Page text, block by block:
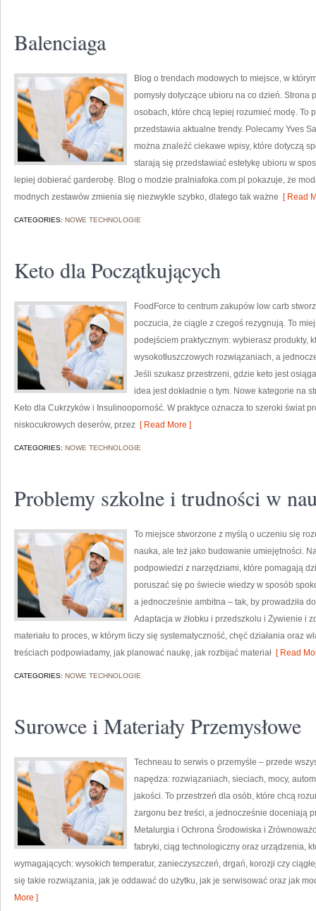
Balenciaga
Blog o trendach modowych to miejsce, w
pomysły dotyczące ubioru na co dzień. Strona
osobach, które chcą lepiej rozumieć modę. To
przedstawia aktualne trendy. Polecamy Yves
można znaleźć ciekawe wpisy, które dotyczą
starają się przedstawiać estetykę ubioru w
lepiej dobierać garderobę. Blog o modzie pralniafoka.com.pl pokazuje, że
modnych zestawów zmienia się niezwykle szybko, dlatego tak ważne [ Read
CATEGORIES: NOWE TECHNOLOGIE
Keto dla Początkujących
FoodForce to centrum zakupów low carb
poczucia, że ciągle z czegoś rezygnują. To
podejściem praktycznym: wybierasz produkty,
wysokotłuszczowych rozwiązaniach, a
Jeśli szukasz przestrzeni, gdzie keto jest
idea jest dokładnie o tym. Nowe kategorie na
Keto dla Cukrzyków i Insulinooporność. W praktyce oznacza to szeroki świat
niskocukrowych deserów, przez [ Read More ]
CATEGORIES: NOWE TECHNOLOGIE
Problemy szkolne i trudności w
To miejsce stworzone z myślą o uczeniu się
nauka, ale też jako budowanie umiejętności.
podpowiedzi z narzędziami, które pomagają
poruszać się po świecie wiedzy w sposób
a jednocześnie ambitna – tak, by prowadziła
Adaptacja w żłobku i przedszkolu i Żywienie i
materiału to proces, w którym liczy się systematyczność, chęć działania oraz
treściach podpowiadamy, jak planować naukę, jak rozbijać materiał [ Read
CATEGORIES: NOWE TECHNOLOGIE
Surowce i Materiały Przemysłowe
Techneau to serwis o przemyśle – przede
napędza: rozwiązaniach, sieciach, mocy,
jakości. To przestrzeń dla osób, które chcą
żargonu bez treści, a jednocześnie doceniają
Metalurgia i Ochrona Środowiska i
fabryki, ciąg technologiczny oraz urządzenia,
wymagających: wysokich temperatur, zanieczyszczeń, drgań, korozji czy
się takie rozwiązania, jak je oddawać do użytku, jak je serwisować oraz jak
More ]